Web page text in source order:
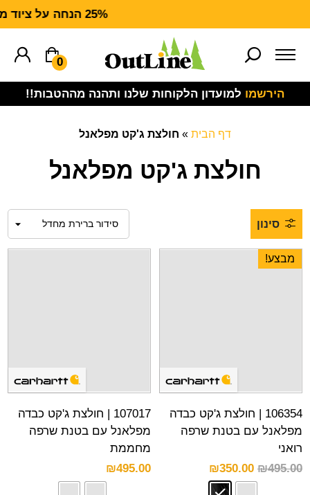
25% הנחה על ציוד מנדף CARHARTT FORCE
0
הירשמו למועדון הלקוחות שלנו ותהנה מההטבות!!
דף הבית » חולצת ג'קט מפלאנל
חולצת ג'קט מפלאנל
סינון
מבצע!
106354 | חולצת ג'קט כבדה
מפלאנל עם בטנת שרפה
רואני
₪495.00
₪350.00
107017 | חולצת ג'קט כבדה
מפלאנל עם בטנת שרפה
מחממת
₪495.00